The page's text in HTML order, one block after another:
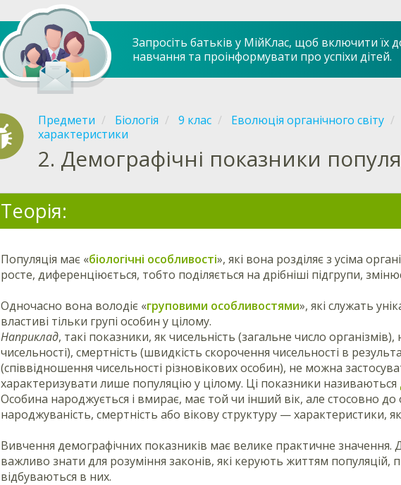
Запросіть батьків у МійКлас, щоб включити їх
навчання та проінформувати про успіхи дітей.
Предмети Біологія 9 клас Еволюція органічного світу
характеристики
2. Демографічні показники
Теорія:
Популяція має «біологічні особливості», які вона розділяє з усіма
росте, диференціюється, тобто поділяється на дрібніші підгрупи,
Одночасно вона володіє «груповими особливостями», які служать
властиві тільки групі особин у цілому.
Наприклад, такі показники, як чисельність (загальне число
чисельності), смертність (швидкість скорочення чисельності в
(співвідношення чисельності різновікових особин), не можна
характеризувати лише популяцію у цілому. Ці показники називаються
Особина народжується і вмирає, має той чи інший вік, але стосовно
народжуваність, смертність або вікову структуру — характеристики,
Вивчення демографічних показників має велике практичне значення.
важливо знати для розуміння законів, які керують життям популяцій,
відбуваються в них.